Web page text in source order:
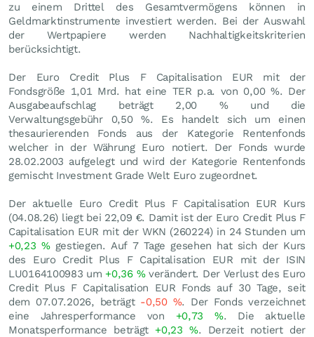
zu einem Drittel des Gesamtvermögens können in
Geldmarktinstrumente investiert werden. Bei der Auswahl
der Wertpapiere werden Nachhaltigkeitskriterien
berücksichtigt.
Der Euro Credit Plus F Capitalisation EUR mit der
Fondsgröße 1,01 Mrd. hat eine TER p.a. von 0,00 %. Der
Ausgabeaufschlag beträgt 2,00 % und die
Verwaltungsgebühr 0,50 %. Es handelt sich um einen
thesaurierenden Fonds aus der Kategorie Rentenfonds
welcher in der Währung Euro notiert. Der Fonds wurde
28.02.2003 aufgelegt und wird der Kategorie Rentenfonds
gemischt Investment Grade Welt Euro zugeordnet.
Der aktuelle Euro Credit Plus F Capitalisation EUR Kurs
(04.08.26) liegt bei 22,09 €. Damit ist der Euro Credit Plus F
Capitalisation EUR mit der WKN (260224) in 24 Stunden um
+0,23 %gestiegen. Auf 7 Tage gesehen hat sich der Kurs
des Euro Credit Plus F Capitalisation EUR mit der ISIN
LU0164100983 um +0,36 %verändert. Der Verlust des Euro
Credit Plus F Capitalisation EUR Fonds auf 30 Tage, seit
dem 07.07.2026, beträgt -0,50 %. Der Fonds verzeichnet
eine Jahresperformance von +0,73%. Die aktuelle
Monatsperformance beträgt +0,23 %. Derzeit notiert der